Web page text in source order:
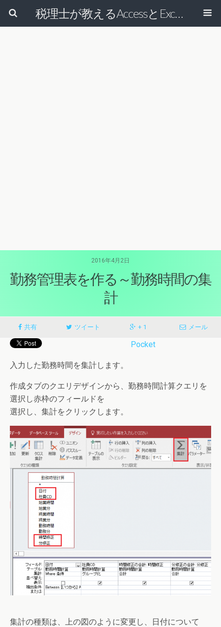
税理士が教えるAccessとExcelで経理の仕事を効率的にする方法
2016年4月2日
勤務管理表を作る～勤務時間の集
計
共有 ツイート + 1 メール
Pocket
入力した勤務時間を集計します。
作成タブのクエリデザインから、勤務時間計算クエリを
選択し赤枠のフィールドを
選択し、集計をクリックします。
集計の種類は、上の図のように変更し、日付について